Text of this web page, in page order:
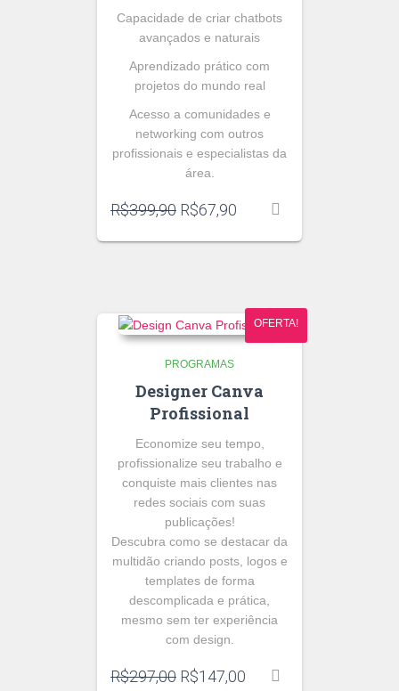
Capacidade de criar chatbots
avançados e naturais
Aprendizado prático com
projetos do mundo real
Acesso a comunidades e
networking com outros
profissionais e especialistas da
área.
R$399,90 O
original
R$67,90
atual
OFERTA!
PROGRAMAS
Designer Canva
Profissional
Economize seu tempo,
profissionalize seu trabalho e
conquiste mais clientes nas
redes sociais com suas
publicações!
Descubra como se destacar da
multidão criando posts, logos e
templates de forma
descomplicada e prática,
mesmo sem ter experiência
com design.
R$297,00 O
R$147,00